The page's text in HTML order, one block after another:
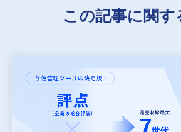
この記事に関す